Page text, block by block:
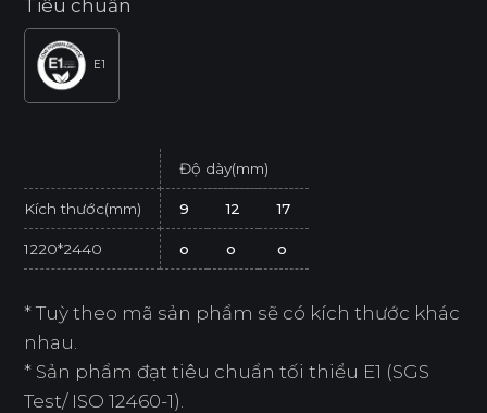
Tiêu chuẩn
E1
Độ dày(mm)
Kích thước(mm) 9 12 17
1220*2440 o o o
* Tuỳ theo mã sản phẩm sẽ có kích thước khác
nhau.
* Sản phẩm đạt tiêu chuẩn tối thiểu E1 (SGS
Test/ ISO 12460-1).